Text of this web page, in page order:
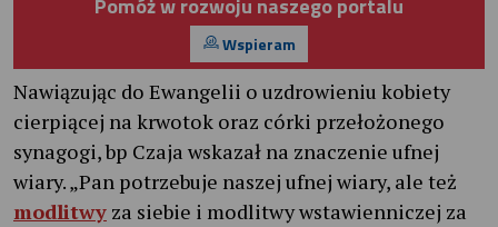
Wspieram
Nawiązując do Ewangelii o uzdrowieniu kobiety
cierpiącej na krwotok oraz córki przełożonego
synagogi, bp Czaja wskazał na znaczenie ufnej
wiary. „Pan potrzebuje naszej ufnej wiary, ale też
modlitwy za siebie i modlitwy wstawienniczej za